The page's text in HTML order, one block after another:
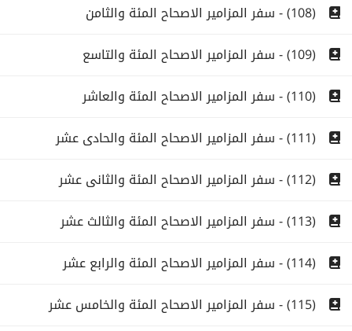
(108) - سفر المزامير الاصحاح المئة والثامن
(109) - سفر المزامير الاصحاح المئة والتاسع
(110) - سفر المزامير الاصحاح المئة والعاشر
(111) - سفر المزامير الاصحاح المئة والحادى عشر
(112) - سفر المزامير الاصحاح المئة والثانى عشر
(113) - سفر المزامير الاصحاح المئة والثالث عشر
(114) - سفر المزامير الاصحاح المئة والرابع عشر
(115) - سفر المزامير الاصحاح المئة والخامس عشر